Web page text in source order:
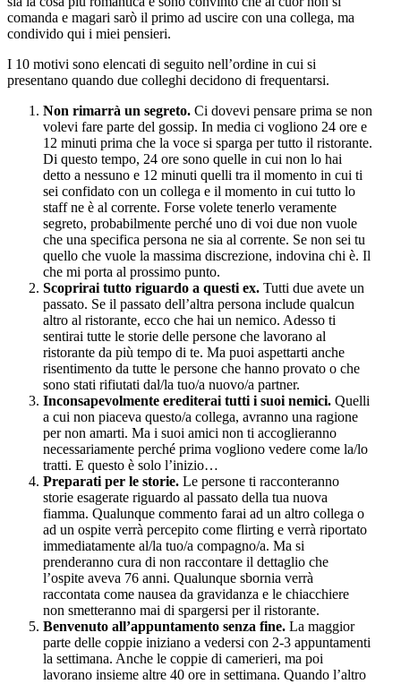
comanda e magari sarò il primo ad uscire con una collega, ma
condivido qui i miei pensieri.
I 10 motivi sono elencati di seguito nell’ordine in cui si
presentano quando due colleghi decidono di frequentarsi.
Non rimarrà un segreto. Ci dovevi pensare prima se non
volevi fare parte del gossip. In media ci vogliono 24 ore e
12 minuti prima che la voce si sparga per tutto il ristorante.
Di questo tempo, 24 ore sono quelle in cui non lo hai
detto a nessuno e 12 minuti quelli tra il momento in cui ti
sei confidato con un collega e il momento in cui tutto lo
staff ne è al corrente. Forse volete tenerlo veramente
segreto, probabilmente perché uno di voi due non vuole
che una specifica persona ne sia al corrente. Se non sei tu
quello che vuole la massima discrezione, indovina chi è. Il
che mi porta al prossimo punto.
Scoprirai tutto riguardo a questi ex. Tutti due avete un
passato. Se il passato dell’altra persona include qualcun
altro al ristorante, ecco che hai un nemico. Adesso ti
sentirai tutte le storie delle persone che lavorano al
ristorante da più tempo di te. Ma puoi aspettarti anche
risentimento da tutte le persone che hanno provato o che
sono stati rifiutati dal/la tuo/a nuovo/a partner.
Inconsapevolmente erediterai tutti i suoi nemici. Quelli
a cui non piaceva questo/a collega, avranno una ragione
per non amarti. Ma i suoi amici non ti accoglieranno
necessariamente perché prima vogliono vedere come la/lo
tratti. E questo è solo l’inizio…
Preparati per le storie. Le persone ti racconteranno
storie esagerate riguardo al passato della tua nuova
fiamma. Qualunque commento farai ad un altro collega o
ad un ospite verrà percepito come flirting e verrà riportato
immediatamente al/la tuo/a compagno/a. Ma si
prenderanno cura di non raccontare il dettaglio che
l’ospite aveva 76 anni. Qualunque sbornia verrà
raccontata come nausea da gravidanza e le chiacchiere
non smetteranno mai di spargersi per il ristorante.
Benvenuto all’appuntamento senza fine. La maggior
parte delle coppie iniziano a vedersi con 2-3 appuntamenti
la settimana. Anche le coppie di camerieri, ma poi
lavorano insieme altre 40 ore in settimana. Quando l’altro